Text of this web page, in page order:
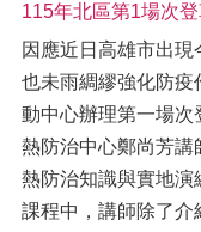
115年北區第1場次
因應近日高雄市出
也未雨綢繆強化防疫
動中心辦理第一場次
熱防治中心鄭尚芳講
熱防治知識與實地演
課程中，講師除了介